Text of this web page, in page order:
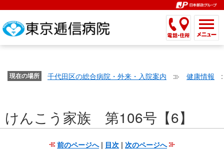
が
で
す。
ー
ジ
内
メ
ー
ヘ
こ
き
さ
こ
大
き
こ
メ
ニ
こ
ま
ッ
メ
ニ
こ
か
イ
検
索
こ
こ
ま
イ
検
索
こ
こ
か
通
ュ
ー
こ
こ
ま
共
通
ュ
ー
現在の場所 千代田区の総合病院・外来・入院案内 健康情報
こ
かけんこう家族 第106号【6】
前のページへ| 目次 | 次のページへ